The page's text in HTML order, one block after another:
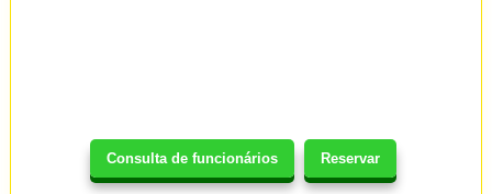
Consulta de funcionários Reservar